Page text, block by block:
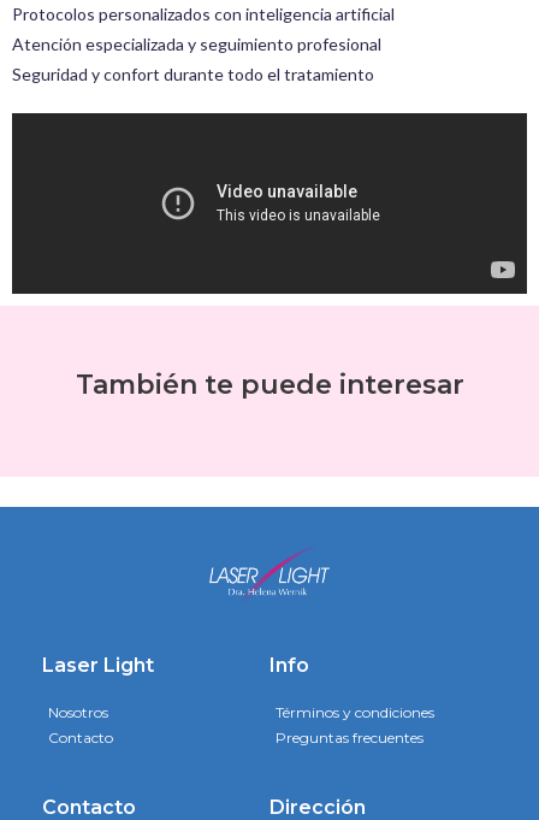
Protocolos personalizados con inteligencia artificial
Atención especializada y seguimiento profesional
Seguridad y confort durante todo el tratamiento
También te puede interesar
Laser Light
Nosotros
Contacto
Info
Términos y condiciones
Preguntas frecuentes
Contacto Dirección